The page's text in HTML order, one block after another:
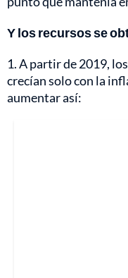
Y los recursos se
1. A partir de 2019,
crecían solo con la
aumentar así: